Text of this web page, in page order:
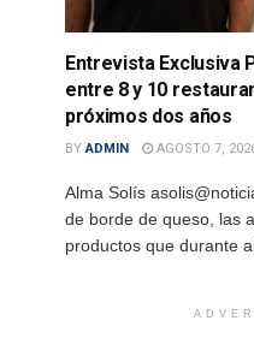
Entrevista Exclusiva
entre 8 y 10
próximos dos años
BY ADMIN AGOSTO 7,
Alma Solís
de borde de queso, las
productos que durante